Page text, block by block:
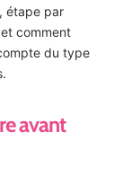
étape par
comment
du type
avant